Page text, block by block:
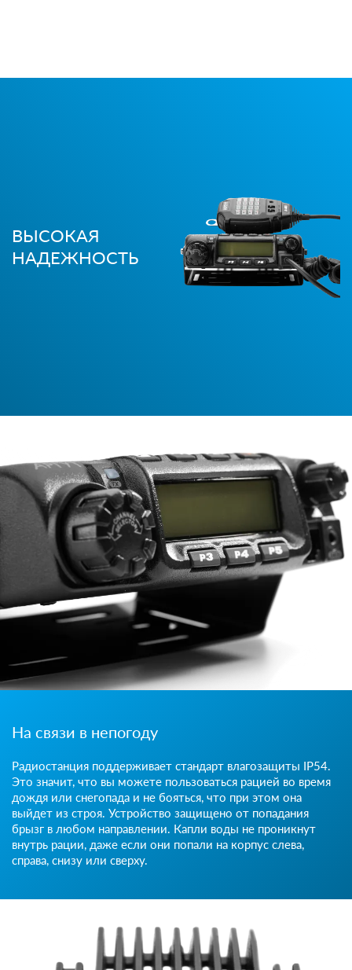
ВЫСОКАЯ
НАДЕЖНОСТЬ
На связи в непогоду
Радиостанция поддерживает стандарт влагозащиты IP54.
Это значит, что вы можете пользоваться рацией во время
дождя или снегопада и не бояться, что при этом она
выйдет из строя. Устройство защищено от попадания
брызг в любом направлении. Капли воды не проникнут
внутрь рации, даже если они попали на корпус слева,
справа, снизу или сверху.